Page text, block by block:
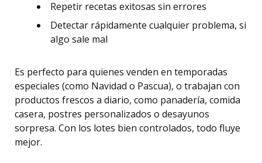
Repetir recetas exitosas sin errores
Detectar rápidamente cualquier problema, si
algo sale mal
Es perfecto para quienes venden en temporadas
especiales (como Navidad o Pascua), o trabajan con
productos frescos a diario, como panadería, comida
casera, postres personalizados o desayunos
sorpresa. Con los lotes bien controlados, todo fluye
mejor.